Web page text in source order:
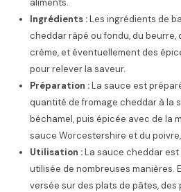
Ingrédients :Les ingrédients de
cheddar râpé ou fondu, du beurre,
crème, et éventuellement des
pour relever la saveur.
Préparation :La sauce est
quantité de fromage cheddar à la
béchamel, puis épicée avec de la
sauce Worcestershire et du
Utilisation :La sauce cheddar
utilisée de nombreuses manières.
versée sur des plats de pâtes, des